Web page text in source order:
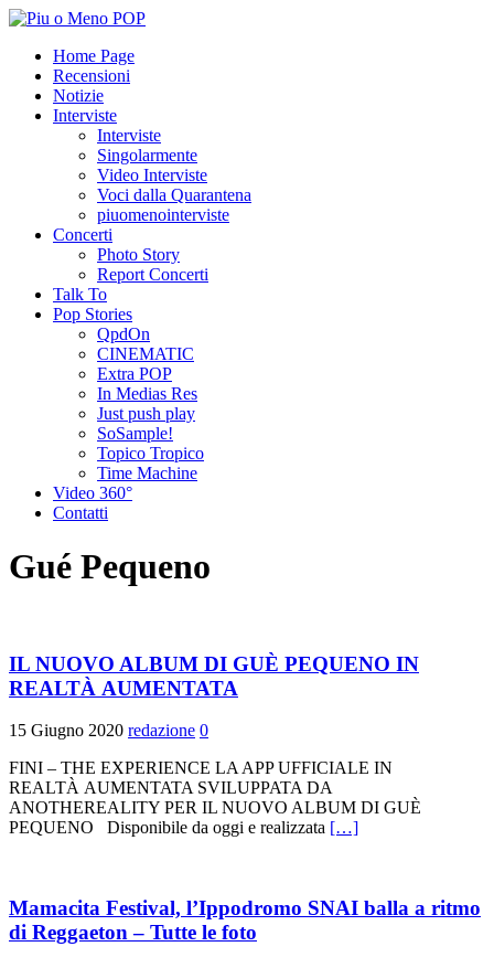
Home Page
Recensioni
Notizie
Interviste
Interviste
Singolarmente
Video Interviste
Voci dalla Quarantena
piuomenointerviste
Concerti
Photo Story
Report Concerti
Talk To
Pop Stories
QpdOn
CINEMATIC
Extra POP
In Medias Res
Just push play
SoSample!
Topico Tropico
Time Machine
Video 360°
Contatti
Gué Pequeno
IL NUOVO ALBUM DI GUÈ PEQUENO IN
REALTÀ AUMENTATA
15 Giugno 2020 redazione 0
FINI – THE EXPERIENCE LA APP UFFICIALE IN
REALTÀ AUMENTATA SVILUPPATA DA
ANOTHEREALITY PER IL NUOVO ALBUM DI GUÈ
PEQUENO Disponibile da oggi e realizzata […]
Mamacita Festival, l’Ippodromo SNAI balla a ritmo
di Reggaeton – Tutte le foto